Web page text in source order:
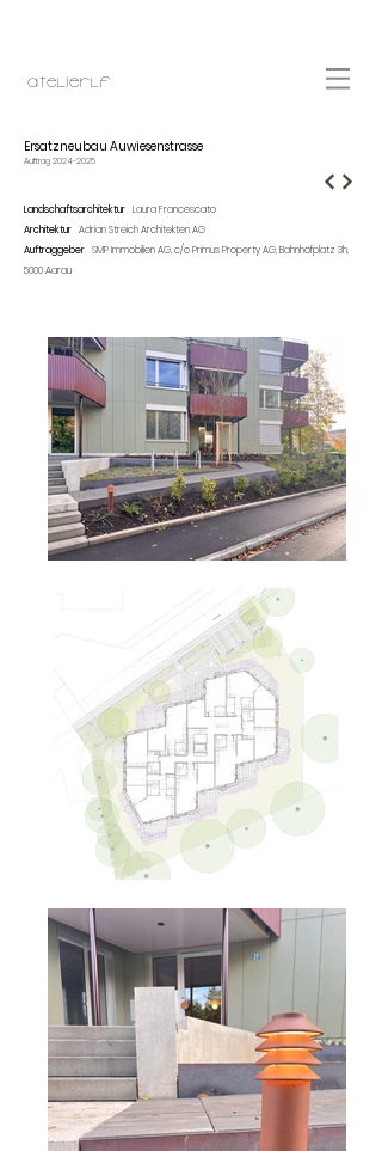
atelierlF
Ersatzneubau Auwiesenstrasse
Auftrag 2024-2025
Landschaftsarchitektur Laura Francescato
Architektur Adrian Streich Architekten AG
Auftraggeber SMP Immobilien AG, c/o Primus Property AG, Bahnhofplatz 3h,
5000 Aarau